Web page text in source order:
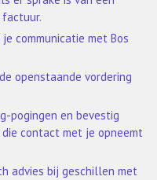
communicatie met Bos
openstaande vordering
pogingen en bevestig
contact met je opneemt
advies bij geschillen met